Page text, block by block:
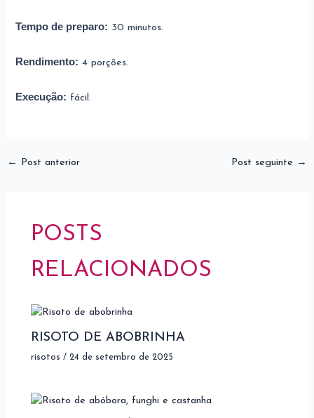
Tempo de preparo: 30 minutos.
Rendimento: 4 porções.
Execução: fácil.
← Post anterior Post seguinte →
POSTS
RELACIONADOS
RISOTO DE ABOBRINHA
risotos /24 de setembro de 2025